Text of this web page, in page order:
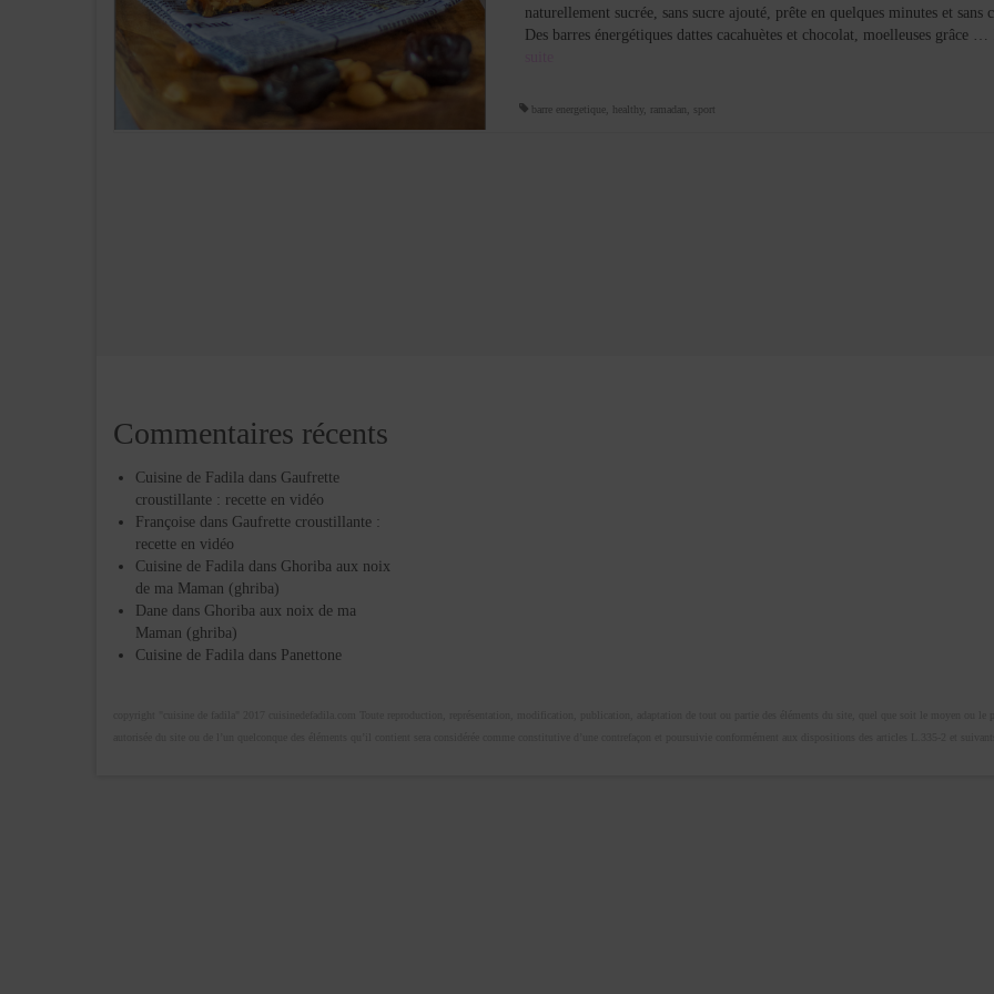
naturellement sucrée, sans sucre ajouté, prête en quelques minutes et sans
Des barres énergétiques dattes cacahuètes et chocolat, moelleuses grâce …
barre energetique, healthy, ramadan, sport
Commentaires récents
Cuisine de Fadila dans Gaufrette
croustillante : recette en vidéo
Françoise dans Gaufrette croustillante :
recette en vidéo
Cuisine de Fadila dans Ghoriba aux noix
de ma Maman (ghriba)
Dane dans Ghoriba aux noix de ma
Maman (ghriba)
Cuisine de Fadila dans Panettone